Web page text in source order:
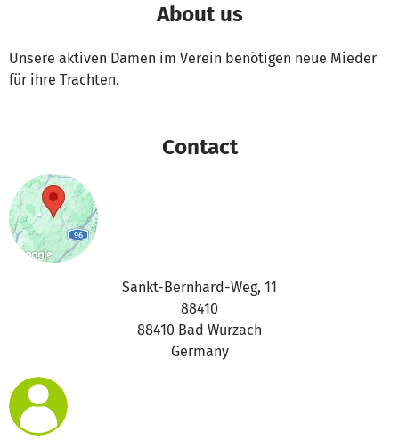
About us
Unsere aktiven Damen im Verein benötigen neue Mieder
für ihre Trachten.
Contact
Sankt-Bernhard-Weg, 11
88410
88410 Bad Wurzach
Germany